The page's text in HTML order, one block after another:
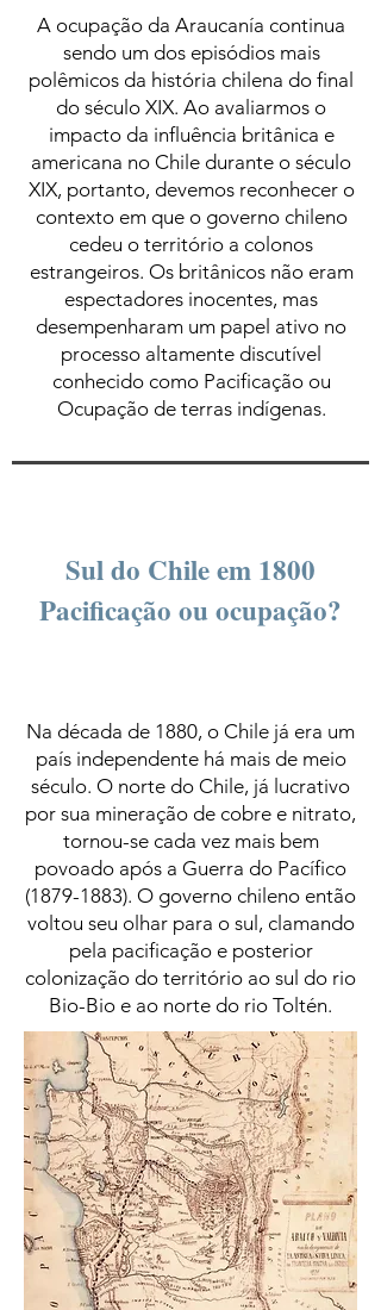
A ocupação da Araucanía continua
sendo um dos episódios mais
polêmicos da história chilena do final
do século XIX. Ao avaliarmos o
impacto da influência britânica e
americana no Chile durante o século
XIX, portanto, devemos reconhecer o
contexto em que o governo chileno
cedeu o território a colonos
estrangeiros. Os britânicos não eram
espectadores inocentes, mas
desempenharam um papel ativo no
processo altamente discutível
conhecido como Pacificação ou
Ocupação de terras indígenas.
Sul do Chile em 1800
Pacificação ou ocupação?
Na década de 1880, o Chile já era um
país independente há mais de meio
século. O norte do Chile, já lucrativo
por sua mineração de cobre e nitrato,
tornou-se cada vez mais bem
povoado após a Guerra do Pacífico
(1879-1883). O governo chileno então
voltou seu olhar para o sul, clamando
pela pacificação e posterior
colonização do território ao sul do rio
Bio-Bio e ao norte do rio Toltén.